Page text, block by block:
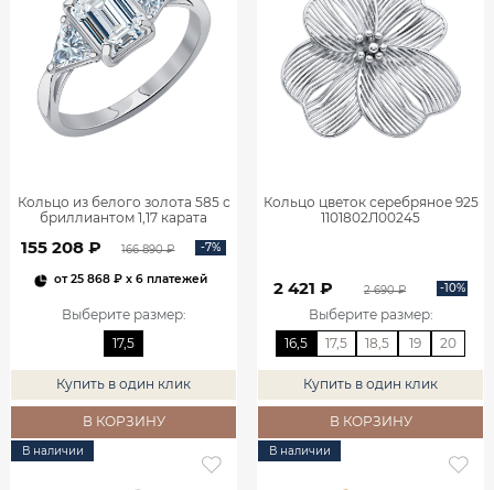
Кольцо из белого золота 585 с
бриллиантом 1,17 карата
155 208 ₽ 166 890 ₽ -7%
от25 868 ₽x 6 платежей
Выберите размер:
17,5
Купить в один клик
В КОРЗИНУ
Кольцо цветок серебряное 925
1101802Л00245
2 421 ₽ 2 690 ₽ -10%
Выберите размер:
16,5
17,5 18,5 19 20
Купить в один клик
В КОРЗИНУ
В наличии В наличии